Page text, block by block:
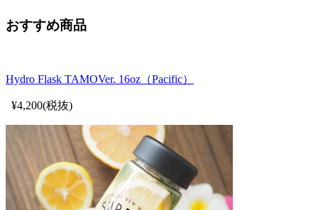
おすすめ商品
Hydro Flask TAMOVer. 16oz（Pacific）
¥4,200(税抜)